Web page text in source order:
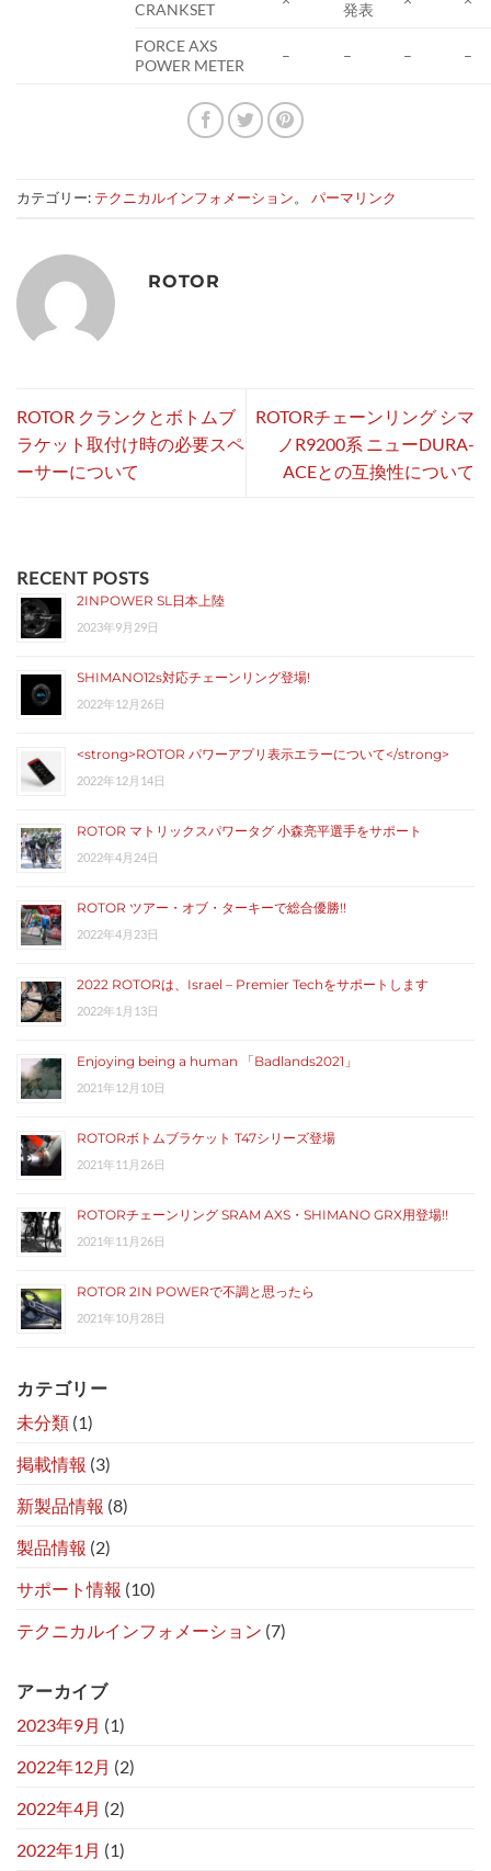
CRANKSET 発表
FORCE AXS
POWER METER
– – – –
カテゴリー: テクニカルインフォメーション。 パーマリンク
ROTOR
ROTOR クランクとボトムブ
ラケット取付け時の必要スペ
ーサーについて
ROTORチェーンリング シマ
ノR9200系 ニューDURA-
ACEとの互換性について
RECENT POSTS
2INPOWER SL日本上陸
2023年9月29日
SHIMANO12s対応チェーンリング登場!
2022年12月26日
<strong>ROTOR パワーアプリ表示エラーについて</strong>
2022年12月14日
ROTOR マトリックスパワータグ 小森亮平選手をサポート
2022年4月24日
ROTOR ツアー・オブ・ターキーで総合優勝!!
2022年4月23日
2022 ROTORは、Israel – Premier Techをサポートします
2022年1月13日
Enjoying being a human 「Badlands2021」
2021年12月10日
ROTORボトムブラケット T47シリーズ登場
2021年11月26日
ROTORチェーンリング SRAM AXS・SHIMANO GRX用登場!!
2021年11月26日
ROTOR 2IN POWERで不調と思ったら
2021年10月28日
カテゴリー
未分類 (1)
掲載情報 (3)
新製品情報 (8)
製品情報 (2)
サポート情報 (10)
テクニカルインフォメーション (7)
アーカイブ
2023年9月 (1)
2022年12月 (2)
2022年4月 (2)
2022年1月 (1)